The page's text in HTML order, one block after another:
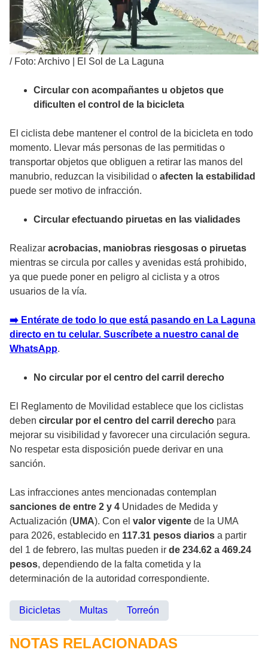
/ Foto: Archivo | El Sol de La Laguna
Circular con acompañantes u objetos que
dificulten el control de la bicicleta
El ciclista debe mantener el control de la bicicleta en todo
momento. Llevar más personas de las permitidas o
transportar objetos que obliguen a retirar las manos del
manubrio, reduzcan la visibilidad o afecten la estabilidad
puede ser motivo de infracción.
Circular efectuando piruetas en las vialidades
Realizar acrobacias, maniobras riesgosas o piruetas
mientras se circula por calles y avenidas está prohibido,
ya que puede poner en peligro al ciclista y a otros
usuarios de la vía.
➡️ Entérate de todo lo que está pasando en La Laguna
directo en tu celular. Suscríbete a nuestro canal de
WhatsApp.
No circular por el centro del carril derecho
El Reglamento de Movilidad establece que los ciclistas
deben circular por el centro del carril derecho para
mejorar su visibilidad y favorecer una circulación segura.
No respetar esta disposición puede derivar en una
sanción.
Las infracciones antes mencionadas contemplan
sanciones de entre 2 y 4 Unidades de Medida y
Actualización (UMA). Con el valor vigente de la UMA
para 2026, establecido en 117.31 pesos diarios a partir
del 1 de febrero, las multas pueden ir de 234.62 a 469.24
pesos, dependiendo de la falta cometida y la
determinación de la autoridad correspondiente.
Bicicletas Multas Torreón
NOTAS RELACIONADAS